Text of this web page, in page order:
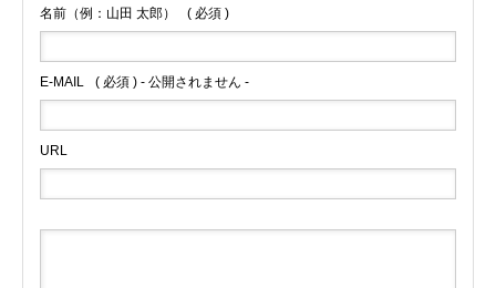
名前（例：山田 太郎） ( 必須 )
E-MAIL ( 必須 ) - 公開されません -
URL